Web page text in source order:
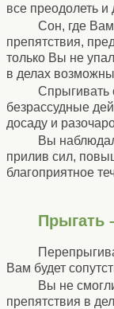
все преодолеть и
Сон, где
препятствия,
только Вы не
в делах
Спрыгивать
безрассудные
досаду и
Вы
прилив сил,
благоприятное
Прыгать
Вам будет
Вы не
препятствия в